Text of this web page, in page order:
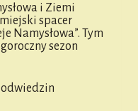
i Ziemi
spacer
Namysłowa”. Tym
sezon
odwiedzin